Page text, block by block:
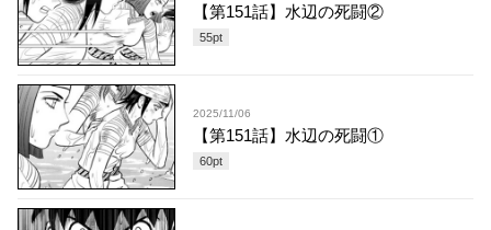
【第151話】水辺の死闘②
55pt
2025/11/06
【第151話】水辺の死闘①
60pt